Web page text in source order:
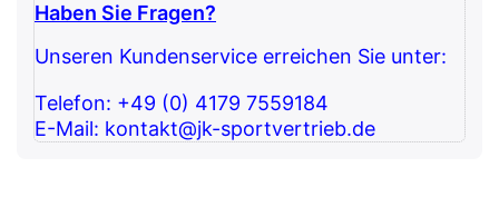
Haben Sie Fragen?
Unseren Kundenservice erreichen Sie unter:
Telefon: +49 (0) 4179 7559184
E-Mail: kontakt@jk-sportvertrieb.de